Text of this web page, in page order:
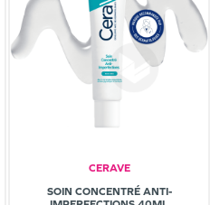
CERAVE
SOIN CONCENTRÉ ANTI-